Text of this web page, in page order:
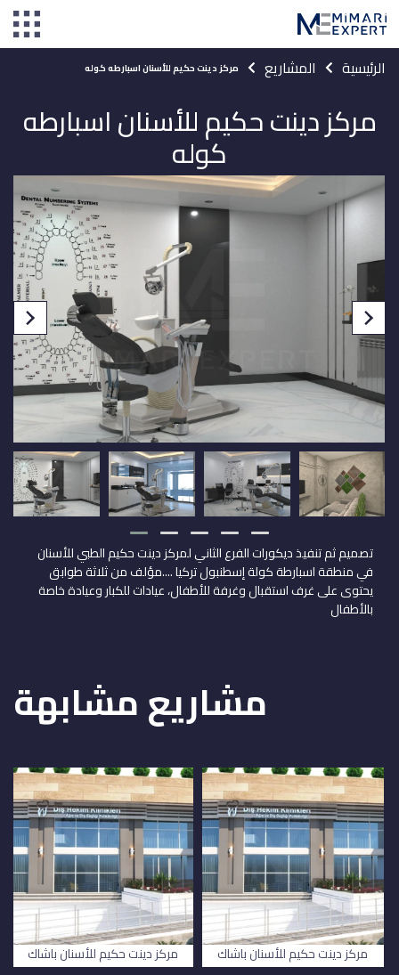
الرئيسية المشاريع مركز دينت حكيم للأسنان اسبارطه كوله
مركز دينت حكيم للأسنان اسبارطه
كوله
تصميم ثم تنفيذ ديكورات الفرع الثاني لمركز دينت حكيم الطبي للأسنان
في منطقة اسبارطة كولة إسطنبول تركيا ....مؤلف من ثلاثة طوابق
يحتوى على غرف استقبال وغرفة للأطفال، عيادات للكبار وعيادة خاصة
بالأطفال
مشاريع مشابهة
مركز دينت حكيم للأسنان باشاك
مركز دينت حكيم للأسنان باشاك